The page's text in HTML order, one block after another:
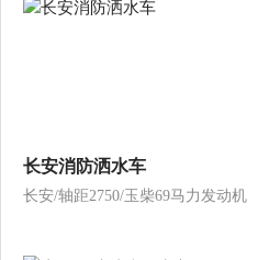
长安消防洒水车
长安/轴距2750/玉柴69马力发动机